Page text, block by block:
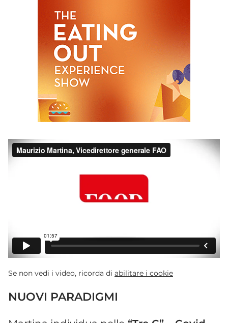
Se non vedi i video, ricorda di abilitare i cookie
NUOVI PARADIGMI